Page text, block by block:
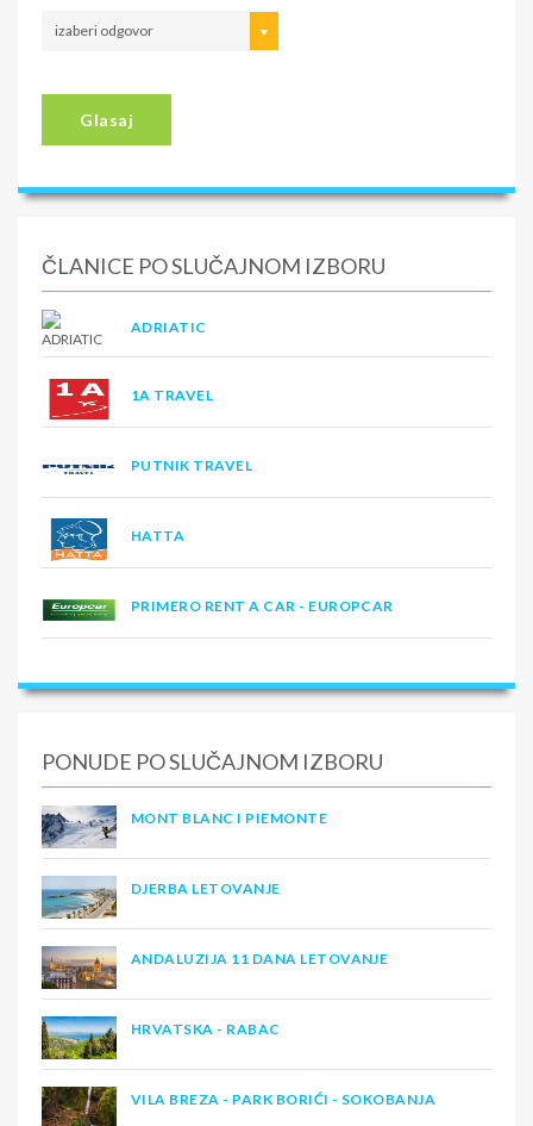
izaberi odgovor
Glasaj
ČLANICE PO SLUČAJNOM IZBORU
ADRIATIC
1A TRAVEL
PUTNIK TRAVEL
HATTA
PRIMERO RENT A CAR - EUROPCAR
PONUDE PO SLUČAJNOM IZBORU
MONT BLANC I PIEMONTE
DJERBA LETOVANJE
ANDALUZIJA 11 DANA LETOVANJE
HRVATSKA - RABAC
VILA BREZA - PARK BORIĆI - SOKOBANJA